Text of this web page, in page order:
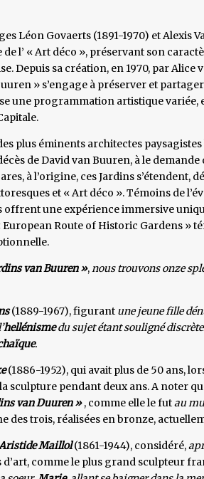
Léon Govaerts (1891-1970) et Alexis
l’ « Art déco », préservant son
Depuis sa création, en 1970, par Alice
» s’engage à préserver et
une programmation artistique
plus éminents architectes paysagistes
de David van Buuren, à le demande
à l’origine, ces Jardins s’étendent,
et « Art déco ». Témoins de
offrent une expérience immersive
European Route of Historic Gardens »
van Buuren »,nous trouvons onze
(1889-1967), figurant une jeune fille
hellénismedu sujet étant souligné
.
(1886-1952), qui avait plus de 50 ans,
sculpture pendant deux ans. A noter
van Duuren », comme elle le futau
des trois, réalisées en bronze,
Maillol(1861-1944), considéré,
d’art, comme le plus grand sculpteur